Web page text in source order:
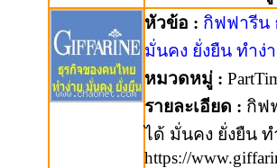
หัวข้อ : กิฟฟารีน
มั่นคง ยั่งยืน ทำง่
หมวดหมู่ :
รายละเอียด : กิฟ
ได้ มั่นคง ยั่งยืน
https://